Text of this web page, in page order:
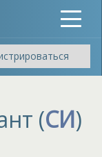
Toggle
(СИ)